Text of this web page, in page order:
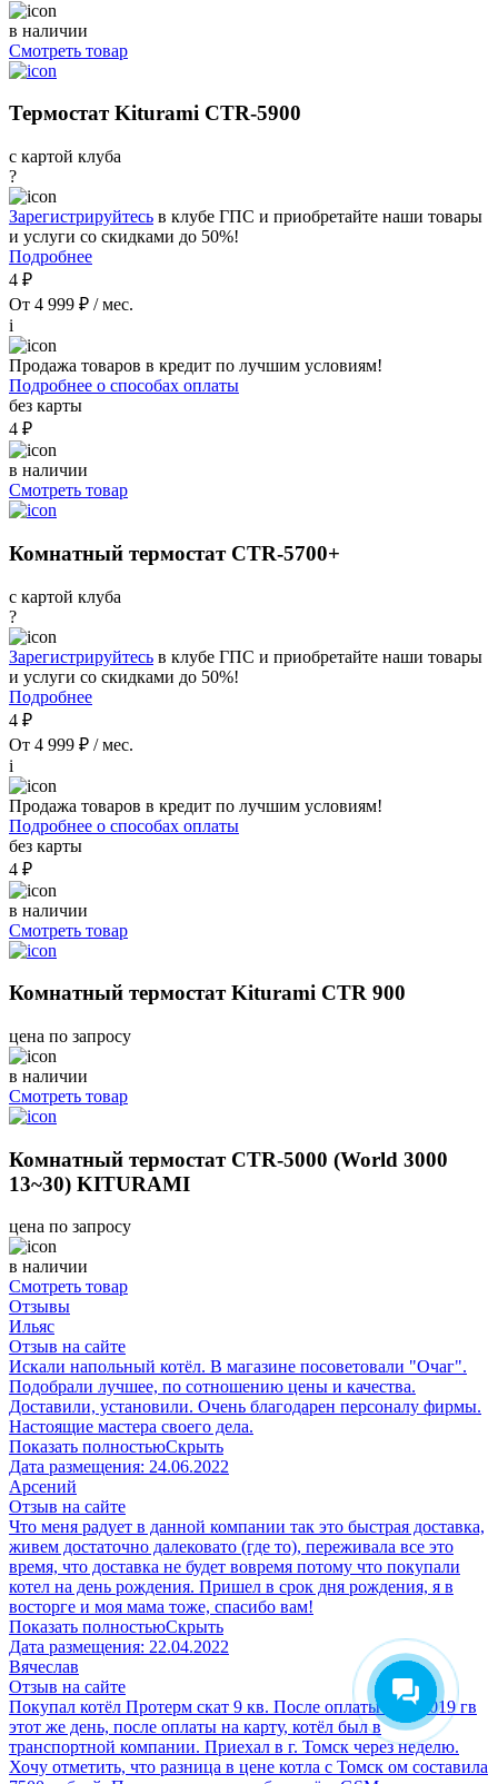
в наличии
Смотреть товар
Термостат Kiturami CTR-5900
с картой клуба
?
Зарегистрируйтесь в клубе ГПС и приобретайте наши товары
и услуги со скидками до 50%!
Подробнее
4 ₽
От 4 999 ₽ / мес.
i
Продажа товаров в кредит по лучшим условиям!
Подробнее о способах оплаты
без карты
4 ₽
в наличии
Смотреть товар
Комнатный термостат CTR-5700+
с картой клуба
?
Зарегистрируйтесь в клубе ГПС и приобретайте наши товары
и услуги со скидками до 50%!
Подробнее
4 ₽
От 4 999 ₽ / мес.
i
Продажа товаров в кредит по лучшим условиям!
Подробнее о способах оплаты
без карты
4 ₽
в наличии
Смотреть товар
Комнатный термостат Kiturami CTR 900
цена по запросу
в наличии
Смотреть товар
Комнатный термостат CTR-5000 (World 3000
13~30) KITURAMI
цена по запросу
в наличии
Смотреть товар
Отзывы
Ильяс
Отзыв на сайте
Искали напольный котёл. В магазине посоветовали "Очаг".
Подобрали лучшее, по сотношению цены и качества.
Доставили, установили. Очень благодарен персоналу фирмы.
Настоящие мастера своего дела.
Показать полностьюСкрыть
Дата размещения: 24.06.2022
Арсений
Отзыв на сайте
Что меня радует в данной компании так это быстрая доставка,
живем достаточно далековато (где то), переживала все это
время, что доставка не будет вовремя потому что покупали
котел на день рождения. Пришел в срок дня рождения, я в
восторге и моя мама тоже, спасибо вам!
Показать полностьюСкрыть
Дата размещения: 22.04.2022
Вячеслав
Отзыв на сайте
Покупал котёл Протерм скат 9 кв. После оплаты 8 10 2019 гв
этот же день, после оплаты на карту, котёл был в
транспортной компании. Приехал в г. Томск через неделю.
Хочу отметить, что разница в цене котла с Томск ом составила